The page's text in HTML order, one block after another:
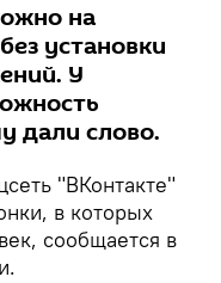
на
установки
У
дали слово.
"ВКонтакте"
в которых
сообщается в